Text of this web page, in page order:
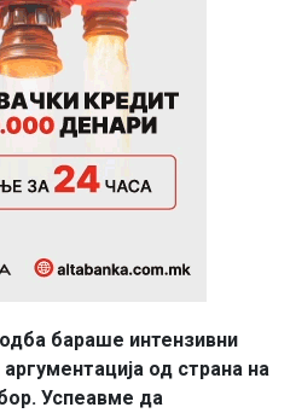
бараше интензивни
од страна на
Успеавме да